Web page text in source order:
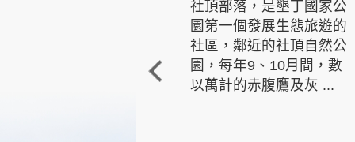
社頂部落，是墾丁國家公
園第一個發展生態旅遊的
社區，鄰近的社頂自然公
園，每年9、10月間，數
以萬計的赤腹鷹及灰 ...